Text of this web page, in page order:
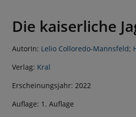
Die kaiserliche
AutorIn: Lelio Colloredo-Mannsfeld;
Verlag: Kral
Erscheinungsjahr: 2022
Auflage: 1. Auflage